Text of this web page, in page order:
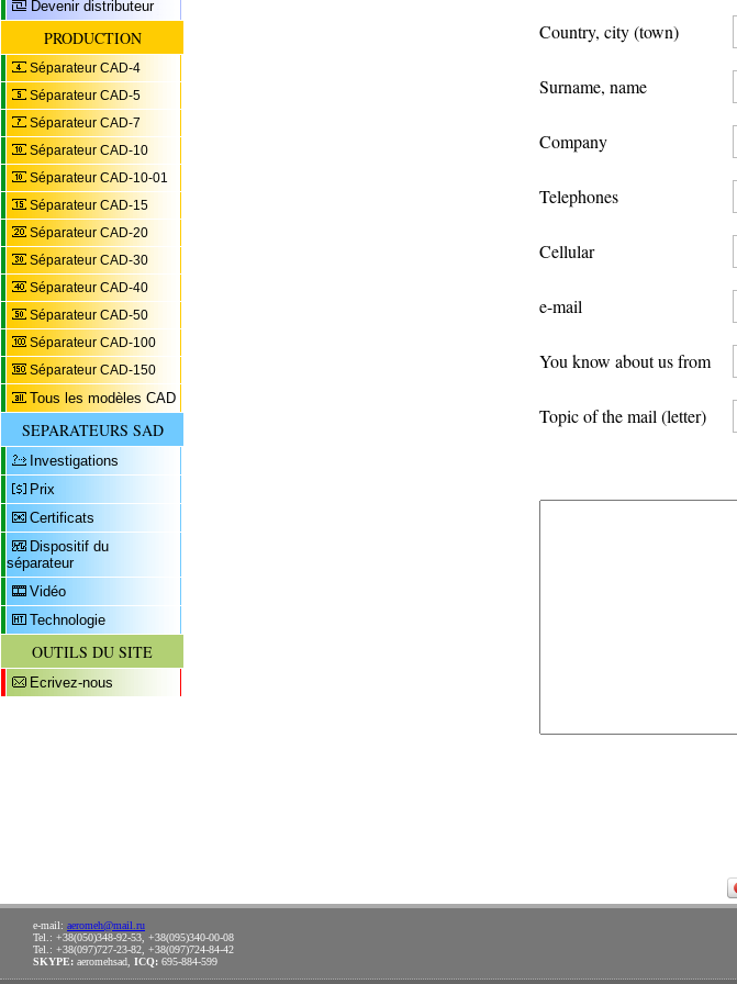
Devenir distributeur
PRODUCTION
Séparateur CAD-4
Séparateur CAD-5
Séparateur CAD-7
Séparateur CAD-10
Séparateur CAD-10-01
Séparateur CAD-15
Séparateur CAD-20
Séparateur CAD-30
Séparateur CAD-40
Séparateur CAD-50
Séparateur CAD-100
Séparateur CAD-150
Tous les modèles CAD
SEPARATEURS SAD
Investigations
Prix
Certificats
Dispositif du
séparateur
Vidéo
Technologie
OUTILS DU SITE
Ecrivez-nous
Country, city (town)
Surname, name
Company
Telephones
Cellular
e-mail
You know about us from
Topic of the mail (letter)
e-mail: aeromeh@mail.ru
Tel.: +38(050)348-92-53, +38(095)340-00-08
Tel.: +38(097)727-23-82, +38(097)724-84-42
SKYPE: aeromehsad, ICQ: 695-884-599